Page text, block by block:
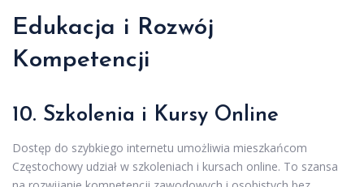
Edukacja i Rozwój
Kompetencji
10. Szkolenia i Kursy Online
Dostęp do szybkiego internetu umożliwia mieszkańcom
Częstochowy udział w szkoleniach i kursach online. To szansa